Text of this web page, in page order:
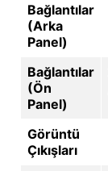
Bağlantılar
(Arka
Panel)
Bağlantılar
(Ön
Panel)
Görüntü
Çıkışları